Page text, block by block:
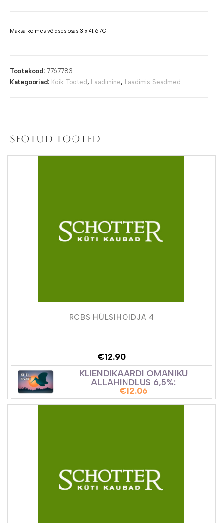
Maksa kolmes võrdses osas 3 x 41.67€
Tootekood: 7767783
Kategooriad: Kõik Tooted , Laadimine, Laadimis Seadmed
Seotud tooted
RCBS HÜLSIHOIDJA 4
€12.90
KLIENDIKAARDI OMANIKU
ALLAHINDLUS 6,5%:
€12.06